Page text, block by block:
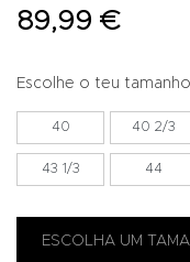
89,99 €
Escolhe o teu
40 40 2/3
43 1/3 44